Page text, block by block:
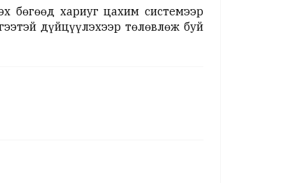
бөгөөд хариуг цахим системээр
дүйцүүлэхээр төлөвлөж буй